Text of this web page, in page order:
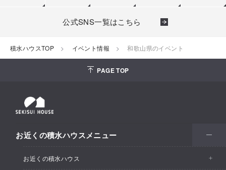
公式SNS一覧はこちら
積水ハウスTOP イベント情報 和歌山県のイベント
PAGE TOP
お近くの積水ハウスメニュー
お近くの積水ハウス